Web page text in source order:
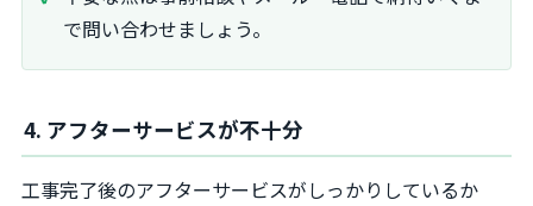
で問い合わせましょう。
4. アフターサービスが不十分
工事完了後のアフターサービスがしっかりしているか